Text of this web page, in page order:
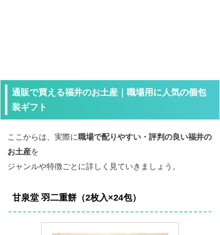
通販で買える福井のお土産｜職場用に人気の個包
装ギフト
ここからは、実際に職場で配りやすい・評判の良い福井の
お土産を
ジャンルや特徴ごとに詳しく見ていきましょう。
甘泉堂 羽二重餅（2枚入×24包）